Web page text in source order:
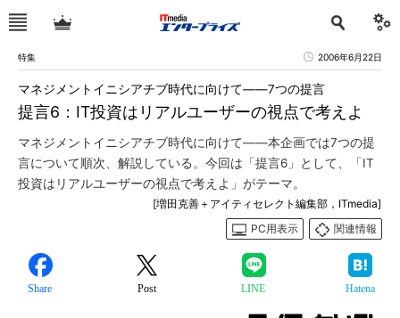
特集 2006年6月22日
提言6：IT投資はリアルユーザーの視点で考えよ
マネジメントイニシアチブ時代に向けて――7つの提言
マネジメントイニシアチブ時代に向けて――本企画では7つの提
言について順次、解説している。今回は「提言6」として、「IT
投資はリアルユーザーの視点で考えよ」がテーマ。
[増田克善＋アイティセレクト編集部，ITmedia]
PC用表示
関連情報
Share Post LINE Hatena